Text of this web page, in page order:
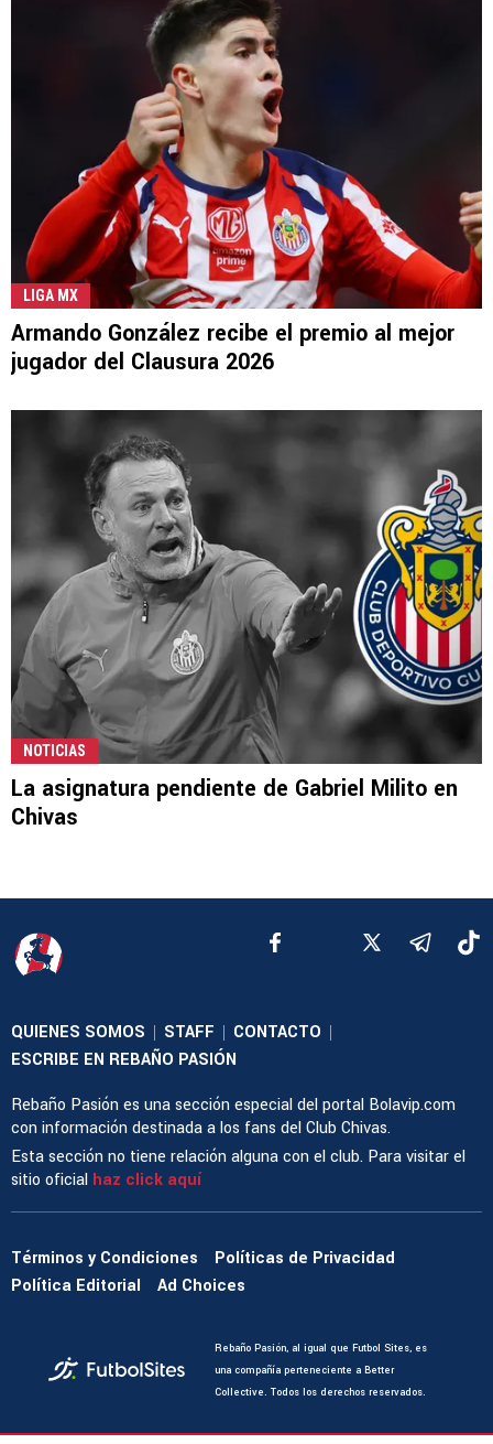
LIGA MX
Armando González recibe el premio al mejor
jugador del Clausura 2026
NOTICIAS
La asignatura pendiente de Gabriel Milito en
Chivas
QUIENES SOMOS | STAFF | CONTACTO |
ESCRIBE EN REBAÑO PASIÓN
Rebaño Pasión es una sección especial del portal Bolavip.com
con información destinada a los fans del Club Chivas.
Esta sección no tiene relación alguna con el club. Para visitar el
sitio oficial haz click aquí
Términos y Condiciones
Políticas de Privacidad
Política Editorial
Ad Choices
Rebaño Pasión, al igual que Futbol Sites, es
una compañía perteneciente a Better
Collective. Todos los derechos reservados.